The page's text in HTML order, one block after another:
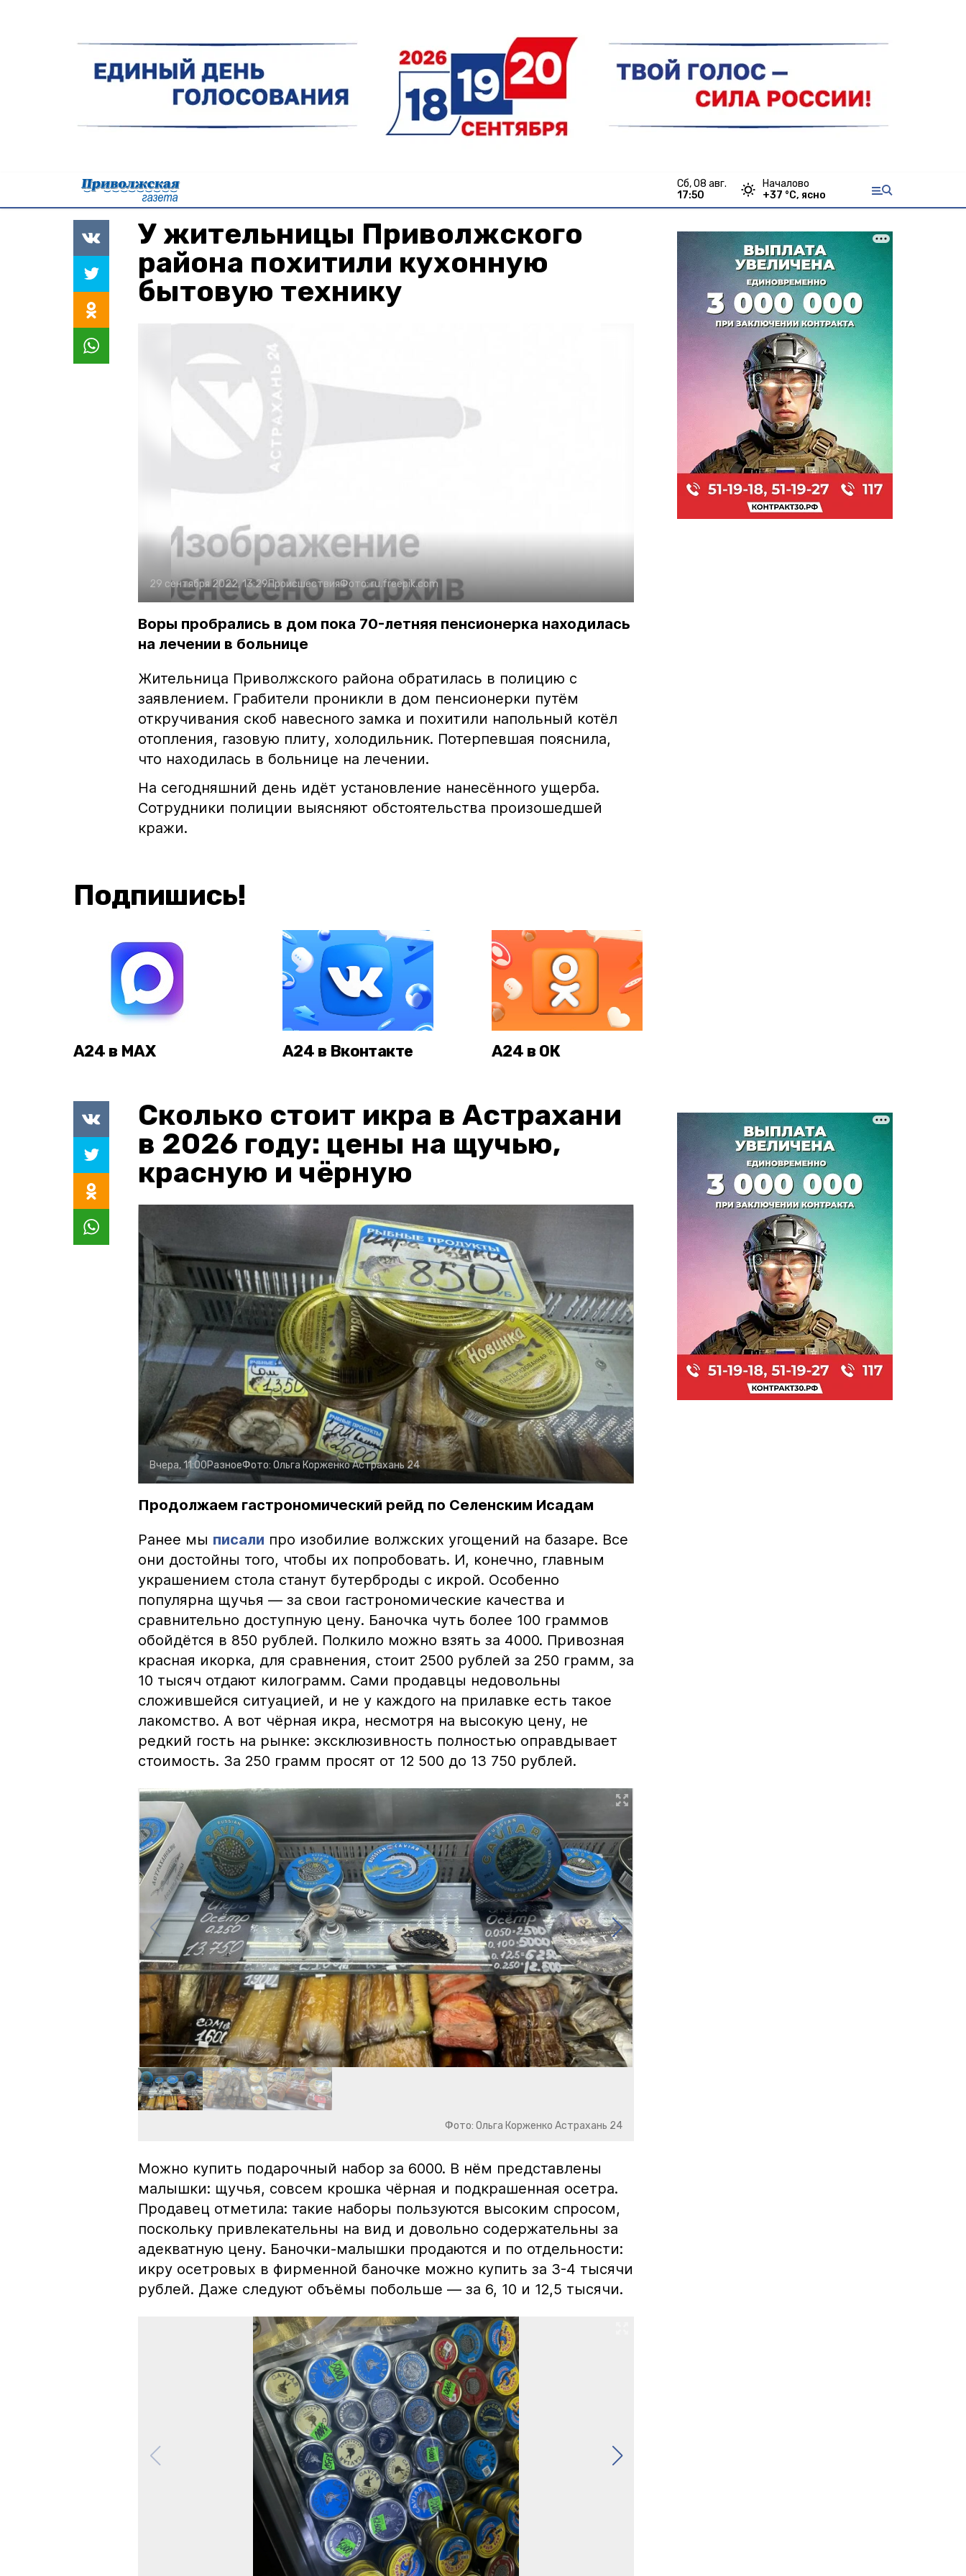
сб, 08 авг.
17:50
Началово
+37 °С, ясно
У жительницы Приволжского
района похитили кухонную
бытовую технику
29 сентября 2022, 13:29ПроисшествияФото:ru.freepik.com
Воры пробрались в дом пока 70-летняя пенсионерка находилась
на лечении в больнице
Жительница Приволжского района обратилась в полицию с
заявлением. Грабители проникли в дом пенсионерки путём
откручивания скоб навесного замка и похитили напольный котёл
отопления, газовую плиту, холодильник. Потерпевшая пояснила,
что находилась в больнице на лечении.
На сегодняшний день идёт установление нанесённого ущерба.
Сотрудники полиции выясняют обстоятельства произошедшей
кражи.
Подпишись!
А24 в MAX А24 в Вконтакте А24 в ОК
Сколько стоит икра в Астрахани
в 2026 году: цены на щучью,
красную и чёрную
Вчера, 11:00РазноеФото: Ольга КорженкоАстрахань 24
Продолжаем гастрономический рейд по Селенским Исадам
Ранее мы писали про изобилие волжских угощений на базаре. Все
они достойны того, чтобы их попробовать. И, конечно, главным
украшением стола станут бутерброды с икрой. Особенно
популярна щучья — за свои гастрономические качества и
сравнительно доступную цену. Баночка чуть более 100 граммов
обойдётся в 850 рублей. Полкило можно взять за 4000. Привозная
красная икорка, для сравнения, стоит 2500 рублей за 250 грамм, за
10 тысяч отдают килограмм. Сами продавцы недовольны
сложившейся ситуацией, и не у каждого на прилавке есть такое
лакомство. А вот чёрная икра, несмотря на высокую цену, не
редкий гость на рынке: эксклюзивность полностью оправдывает
стоимость. За 250 грамм просят от 12 500 до 13 750 рублей.
Фото: Ольга Корженко Астрахань 24
Можно купить подарочный набор за 6000. В нём представлены
малышки: щучья, совсем крошка чёрная и подкрашенная осетра.
Продавец отметила: такие наборы пользуются высоким спросом,
поскольку привлекательны на вид и довольно содержательны за
адекватную цену. Баночки-малышки продаются и по отдельности:
икру осетровых в фирменной баночке можно купить за 3-4 тысячи
рублей. Даже следуют объёмы побольше — за 6, 10 и 12,5 тысячи.